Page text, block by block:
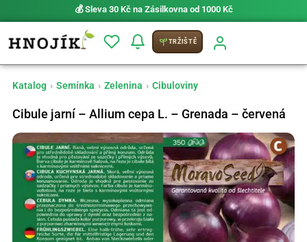
💰 Sleva 30 Kč na Zásilkovna od 1000 Kč
TRŽIŠTĚ
Katalog › Semínka › Zelenina › Cibuloviny
Cibule jarní – Allium cepa L. – Grenada – červená